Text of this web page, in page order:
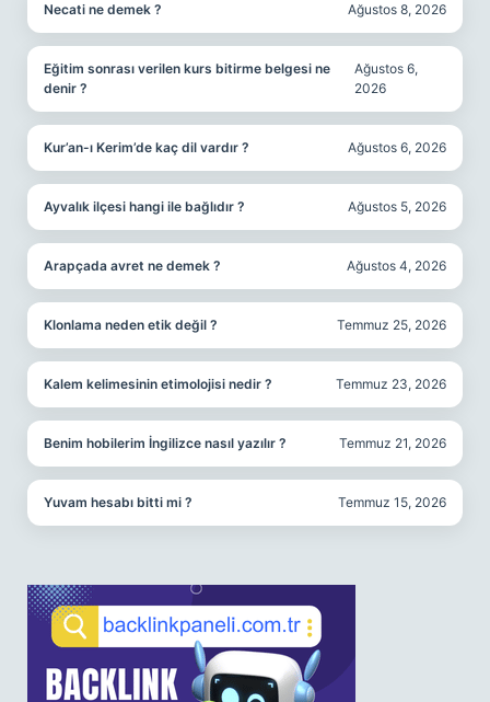
Necati ne demek ? Ağustos 8, 2026
Eğitim sonrası verilen kurs bitirme belgesi ne
denir ?
Ağustos 6,
2026
Kur’an-ı Kerim’de kaç dil vardır ? Ağustos 6, 2026
Ayvalık ilçesi hangi ile bağlıdır ? Ağustos 5, 2026
Arapçada avret ne demek ? Ağustos 4, 2026
Klonlama neden etik değil ? Temmuz 25, 2026
Kalem kelimesinin etimolojisi nedir ? Temmuz 23, 2026
Benim hobilerim İngilizce nasıl yazılır ? Temmuz 21, 2026
Yuvam hesabı bitti mi ? Temmuz 15, 2026